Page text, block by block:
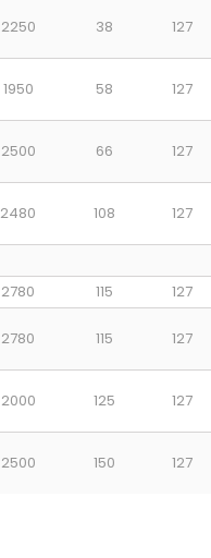
2250 38 127
1950 58 127
2500 66 127
2480 108 127
2780 115 127
2780 115 127
2000 125 127
2500 150 127